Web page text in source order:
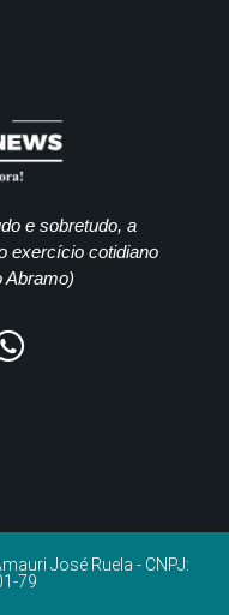
e sobretudo, a
exercício cotidiano
Abramo)
José Ruela - CNPJ:
79